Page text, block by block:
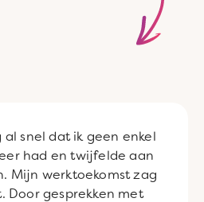
al snel dat ik geen enkel
had en twijfelde aan
Mijn werktoekomst zag
Door gesprekken met